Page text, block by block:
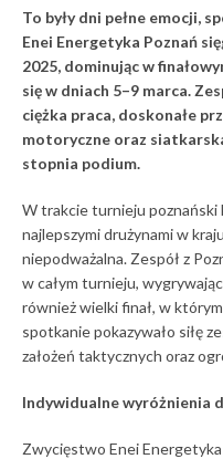
To były dni pełne emocji,
Enei Energetyka Poznań
2025, dominując w
się w dniach 5–9 marca.
ciężka praca, doskonałe
motoryczne oraz
stopnia podium.
W trakcie turnieju poznański
najlepszymi drużynami w
niepodważalna. Zespół z
w całym turnieju,
również wielki finał, w
spotkanie pokazywało siłę
założeń taktycznych oraz
Indywidualne wyróżnienia
Zwycięstwo Enei